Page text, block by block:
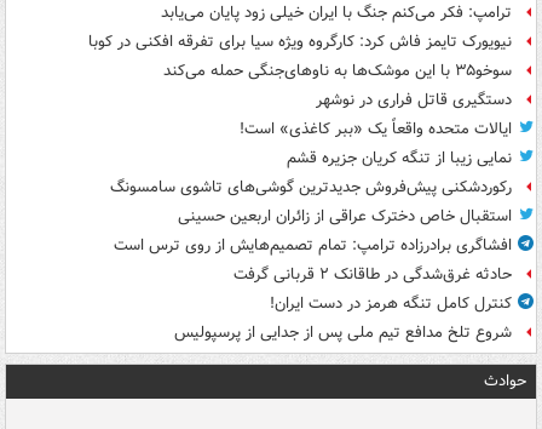
ترامپ: فکر می‌کنم جنگ با ایران خیلی زود پایان می‌یابد
نیویورک تایمز فاش کرد: کارگروه ویژه سیا برای تفرقه افکنی در کوبا
سوخو۳۵ با این موشک‌ها به ناوهای‌جنگی حمله می‌کند
دستگیری قاتل فراری در نوشهر
ایالات متحده واقعاً یک «ببر کاغذی» است!
نمایی زیبا از تنگه کریان جزیره قشم
رکوردشکنی پیش‌فروش جدیدترین گوشی‌های تاشوی سامسونگ
استقبال خاص دخترک عراقی از زائران اربعین حسینی
افشاگری برادرزاده ترامپ: تمام تصمیم‌هایش از روی ترس است
حادثه غرق‌شدگی در طاقانک ۲ قربانی گرفت
کنترل کامل تنگه هرمز در دست ایران!
شروع تلخ مدافع تیم ملی پس از جدایی از پرسپولیس
حوادث